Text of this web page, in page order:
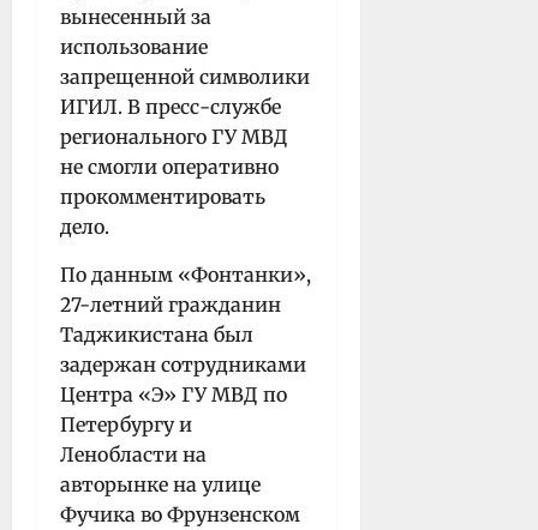
вынесенный за
использование
запрещенной символики
ИГИЛ. В пресс-службе
регионального ГУ МВД
не смогли оперативно
прокомментировать
дело.
По данным «Фонтанки»,
27-летний гражданин
Таджикистана был
задержан сотрудниками
Центра «Э» ГУ МВД по
Петербургу и
Ленобласти на
авторынке на улице
Фучика во Фрунзенском